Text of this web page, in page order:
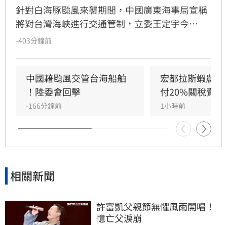
針對白海豚颱風來襲期間，中國廣東海事局宣稱
將對台灣海峽進行交通管制，立委王定宇今
（8）日嚴詞批評，直指中國政府此舉既無知又
方，更藐視國際規範。他強調，中國人民處於水
深火熱，政府卻忙於政治操作。王定宇感嘆，中
國作為大國卻缺乏基本素質，並再次提醒「誰跟
-403分鐘前
中國藉颱風交管台海船舶
！陸委會回擊
-166分鐘前
宏都拉斯蝦農
付20%關稅賣台
1小時前
相關新聞
許富凱父親節無懼風雨開唱！
憶亡父淚崩